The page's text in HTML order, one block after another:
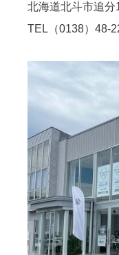
北海道北斗市追分
TEL（0138）48-